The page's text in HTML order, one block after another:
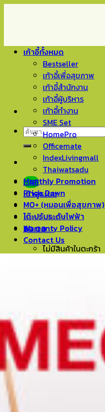
ค้นหา:
LINE
เข้าสู่ระบบ
ตะกร้าสินค้า
฿0.000
ไม่มีสินค้าในตะกร้า
เก้าอี้ทั้งหมด
Bestseller
เก้าอี้เพื่อสุขภาพ
เก้าอี้สำนักงาน
เก้าอี้ผู้บริหาร
เก้าอี้ทำงาน
SME Set
HomePro
Officemate
IndexLivingmall
Thaiwatsadu
Monthly Promotion
Price Down
MO+ (หมอนเพื่อสุขภาพ)
โต๊ะปรับระดับไฟฟ้า
Warranty Policy
Contact Us